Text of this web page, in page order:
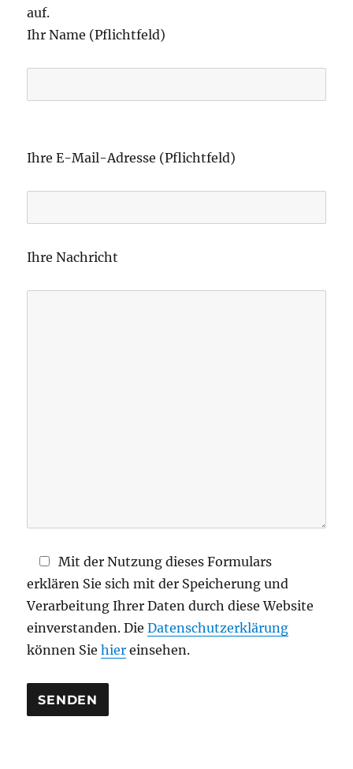
auf.
Ihr Name (Pflichtfeld)
i
e
s
l
e
e
r
Ihre E-Mail-Adresse (Pflichtfeld)
Ihre Nachricht
Mit der Nutzung dieses Formulars
erklären Sie sich mit der Speicherung und
Verarbeitung Ihrer Daten durch diese Website
einverstanden. DieDatenschutzerklärung
können Siehier einsehen.